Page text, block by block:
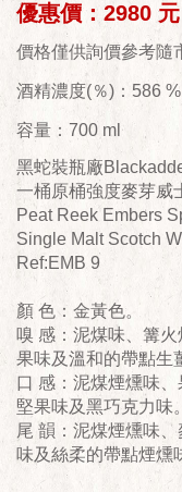
優惠價：2980 元
價格僅供詢價參考隨
酒精濃度(％)：586 %
容量：700 ml
黑蛇裝瓶廠
一桶原桶強度麥芽威
Peat Reek Embers
Single Malt Scotch
Ref:EMB 9
顏 色：金黃色。
嗅 感：泥煤味、篝
果味及溫和的帶點生
口 感：泥煤煙燻味、
堅果味及黑巧克力味。
尾 韻：泥煤煙燻味
味及絲柔的帶點煙燻